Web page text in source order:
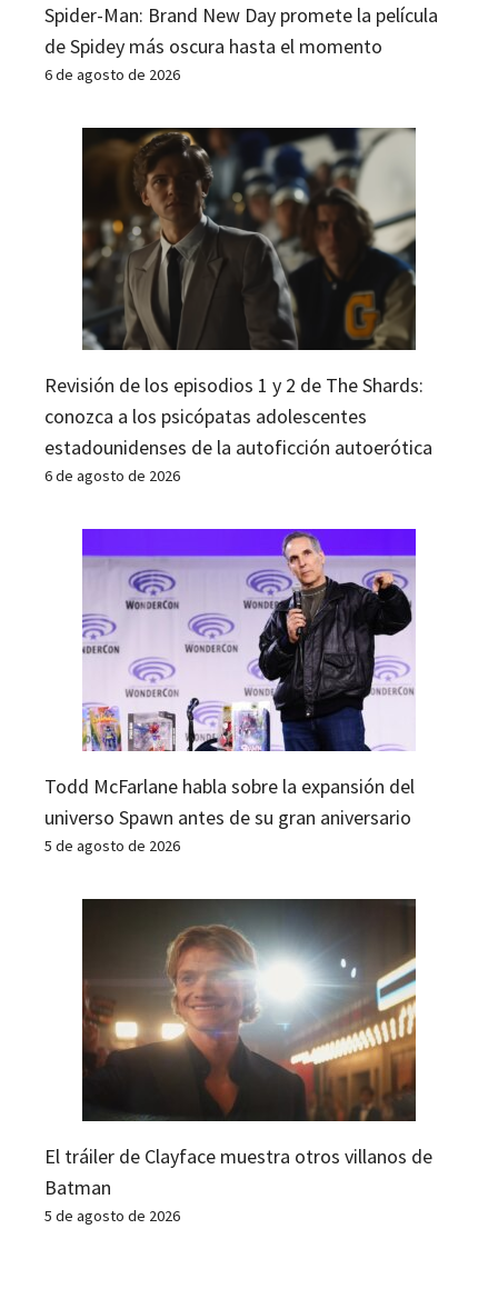
Spider-Man: Brand New Day promete la película
de Spidey más oscura hasta el momento
6 de agosto de 2026
Revisión de los episodios 1 y 2 de The Shards:
conozca a los psicópatas adolescentes
estadounidenses de la autoficción autoerótica
6 de agosto de 2026
Todd McFarlane habla sobre la expansión del
universo Spawn antes de su gran aniversario
5 de agosto de 2026
El tráiler de Clayface muestra otros villanos de
Batman
5 de agosto de 2026